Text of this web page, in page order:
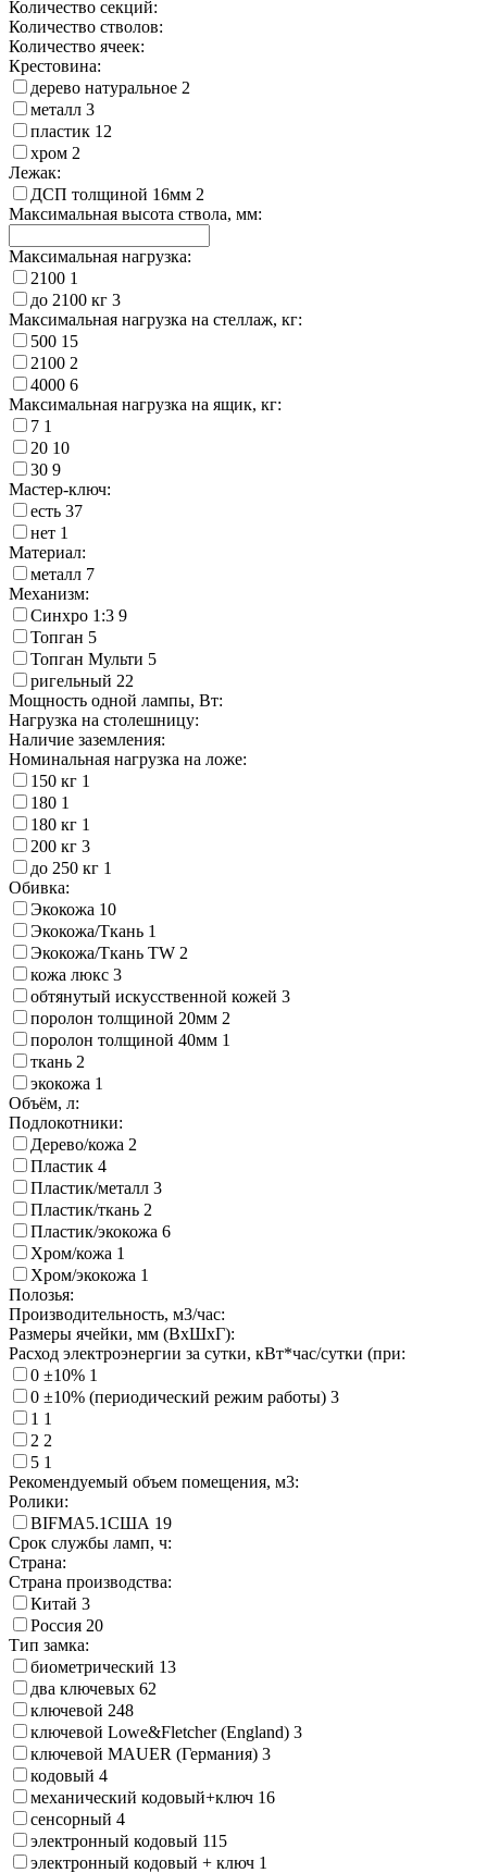
Количество секций:
Количество стволов:
Количество ячеек:
Крестовина:
дерево натуральное 2
металл 3
пластик 12
хром 2
Лежак:
ДСП толщиной 16мм 2
Максимальная высота ствола, мм:
Максимальная нагрузка:
2100 1
до 2100 кг 3
Максимальная нагрузка на стеллаж, кг:
500 15
2100 2
4000 6
Максимальная нагрузка на ящик, кг:
7 1
20 10
30 9
Мастер-ключ:
есть 37
нет 1
Материал:
металл 7
Механизм:
Синхро 1:3 9
Топган 5
Топган Мульти 5
ригельный 22
Мощность одной лампы, Вт:
Нагрузка на столешницу:
Наличие заземления:
Номинальная нагрузка на ложе:
150 кг 1
180 1
180 кг 1
200 кг 3
до 250 кг 1
Обивка:
Экокожа 10
Экокожа/Ткань 1
Экокожа/Ткань TW 2
кожа люкс 3
обтянутый искусственной кожей 3
поролон толщиной 20мм 2
поролон толщиной 40мм 1
ткань 2
экокожа 1
Объём, л:
Подлокотники:
Дерево/кожа 2
Пластик 4
Пластик/металл 3
Пластик/ткань 2
Пластик/экокожа 6
Хром/кожа 1
Хром/экокожа 1
Полозья:
Производительность, м3/час:
Размеры ячейки, мм (ВхШхГ):
Расход электроэнергии за сутки, кВт*час/сутки (при:
0 ±10% 1
0 ±10% (периодический режим работы) 3
1 1
2 2
5 1
Рекомендуемый объем помещения, м3:
Ролики:
BIFMA5.1США 19
Срок службы ламп, ч:
Страна:
Страна производства:
Китай 3
Россия 20
Тип замка:
биометрический 13
два ключевых 62
ключевой 248
ключевой Lowe&Fletcher (England) 3
ключевой MAUER (Германия) 3
кодовый 4
механический кодовый+ключ 16
сенсорный 4
электронный кодовый 115
электронный кодовый + ключ 1